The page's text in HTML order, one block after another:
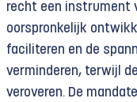
recht een instrument
oorspronkelijk
faciliteren en de
verminderen, terwijl
veroveren. De